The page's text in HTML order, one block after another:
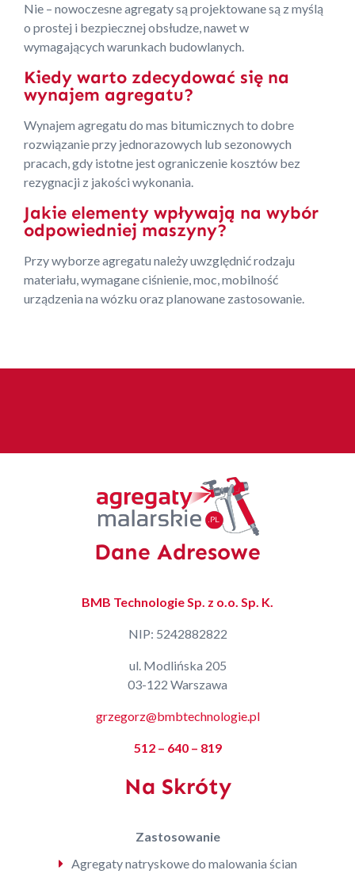
Nie – nowoczesne agregaty są projektowane są z myślą
o prostej i bezpiecznej obsłudze, nawet w
wymagających warunkach budowlanych.
Kiedy warto zdecydować się na
wynajem agregatu?
Wynajem agregatu do mas bitumicznych to dobre
rozwiązanie przy jednorazowych lub sezonowych
pracach, gdy istotne jest ograniczenie kosztów bez
rezygnacji z jakości wykonania.
Jakie elementy wpływają na wybór
odpowiedniej maszyny?
Przy wyborze agregatu należy uwzględnić rodzaju
materiału, wymagane ciśnienie, moc, mobilność
urządzenia na wózku oraz planowane zastosowanie.
Dane Adresowe
BMB Technologie Sp. z o.o. Sp. K.
NIP: 5242882822
ul. Modlińska 205
03-122 Warszawa
grzegorz@bmbtechnologie.pl
512 – 640 – 819
Na Skróty
Zastosowanie
Agregaty natryskowe do malowania ścian